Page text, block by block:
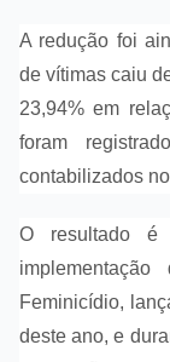
A redução foi
de vítimas caiu
23,94% em
foram
contabilizados
O resultado é
Feminicídio,
deste ano, e